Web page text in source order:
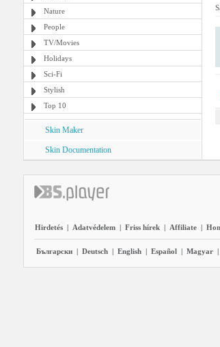
Nature
People
TV/Movies
Holidays
Sci-Fi
Stylish
Top 10
Skin Maker
Skin Documentation
Hirdetés | Adatvédelem | Friss hírek | Affiliate |
Български | Deutsch | English | Español | Magyar |